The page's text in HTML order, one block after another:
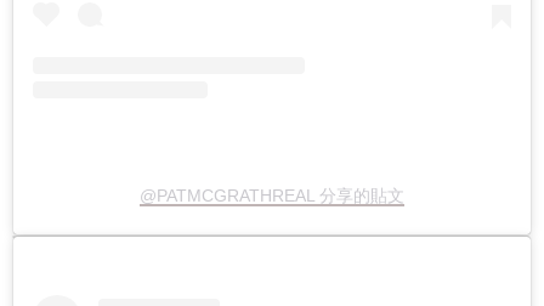
@PATMCGRATHREAL 分享的貼文